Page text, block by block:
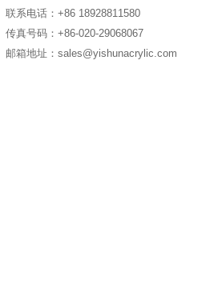
联系电话：+86 18928811580
传真号码：+86-020-29068067
邮箱地址：sales@yishunacrylic.com